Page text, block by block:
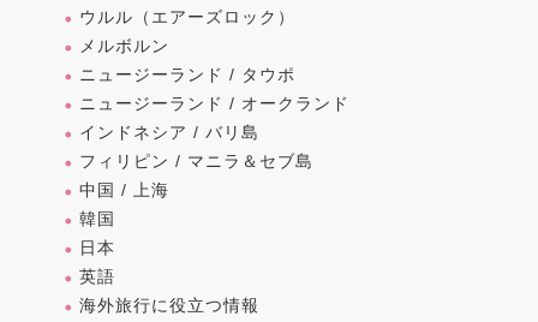
ウルル（エアーズロック）
メルボルン
ニュージーランド / タウポ
ニュージーランド / オークランド
インドネシア / バリ島
フィリピン / マニラ＆セブ島
中国 / 上海
韓国
日本
英語
海外旅行に役立つ情報